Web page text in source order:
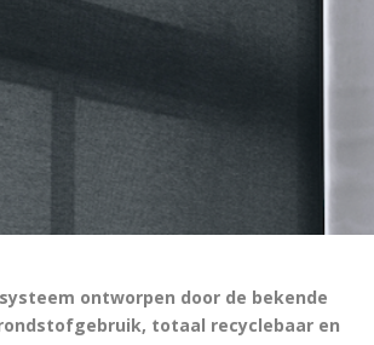
ontworpen door de bekende
totaal recyclebaar en